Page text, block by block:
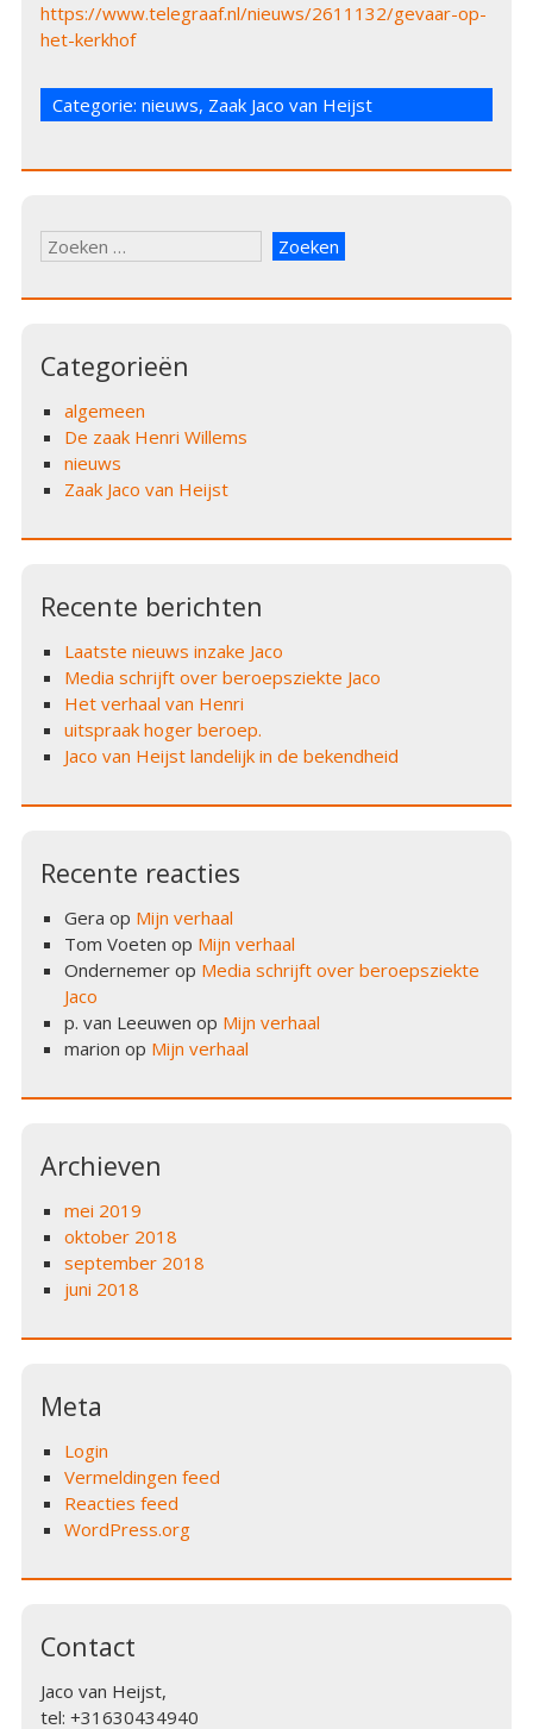
https://www.telegraaf.nl/nieuws/2611132/gevaar-op-
het-kerkhof
Categorie:nieuws, Zaak Jaco van Heijst
Zoeken
naar:
Categorieën
algemeen
De zaak Henri Willems
nieuws
Zaak Jaco van Heijst
Recente berichten
Laatste nieuws inzake Jaco
Media schrijft over beroepsziekte Jaco
Het verhaal van Henri
uitspraak hoger beroep.
Jaco van Heijst landelijk in de bekendheid
Recente reacties
Gera op Mijn verhaal
Tom Voeten op Mijn verhaal
Ondernemer op Media schrijft over beroepsziekte
Jaco
p. van Leeuwen op Mijn verhaal
marion op Mijn verhaal
Archieven
mei 2019
oktober 2018
september 2018
juni 2018
Meta
Login
Vermeldingen feed
Reacties feed
WordPress.org
Contact
Jaco van Heijst,
tel: +31630434940